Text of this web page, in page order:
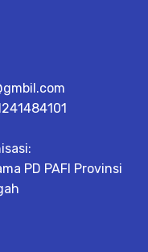
PD PAFI Provinsi